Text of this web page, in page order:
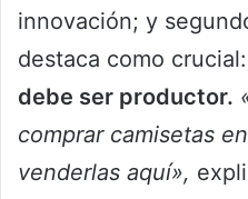
innovación; y
destaca como crucial:
debe ser productor.
comprar camisetas
venderlas aquí»,